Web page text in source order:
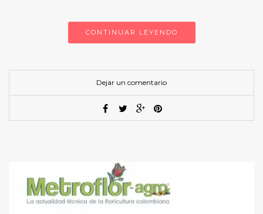
CONTINUAR LEYENDO
Dejar un comentario